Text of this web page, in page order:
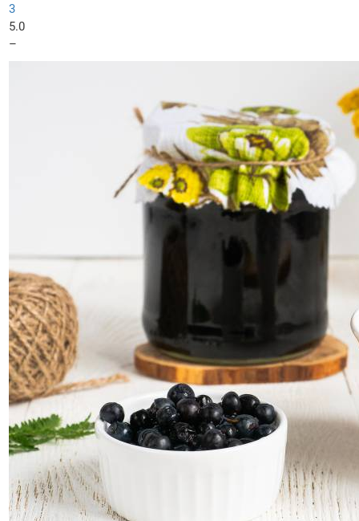
3
5.0
–